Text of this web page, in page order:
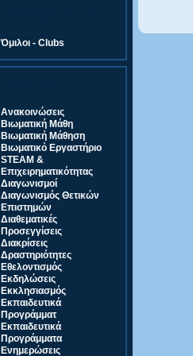
Όμιλοι - Clubs
Ανακοινώσεις
Βιωματική Μάθη
Βιωματική Μάθηση
Βιωματικό Εργαστήριο
STEAM &
Επιχειρηματικότητας
Διαγωνισμοί
Διαγωνισμός Θετικών
Επιστημών
Διαθεματικές
Προσεγγίσεις
Διακρίσεις
Δραστηριότητες
Εθελοντισμός
Εκδηλώσεις
Εκκλησιασμός
Εκπαιδευτικά
Προγράμματ
Εκπαιδευτικά
Προγράμματα
Ενημερώσεις